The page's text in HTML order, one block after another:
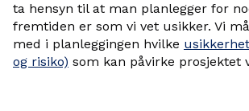
ta hensyn til at man planlegger for
fremtiden er som vi vet usikker. Vi
med i planleggingen hvilke
og risiko) som kan påvirke prosjektet